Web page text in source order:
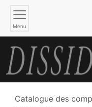
Menu
Catalogue des